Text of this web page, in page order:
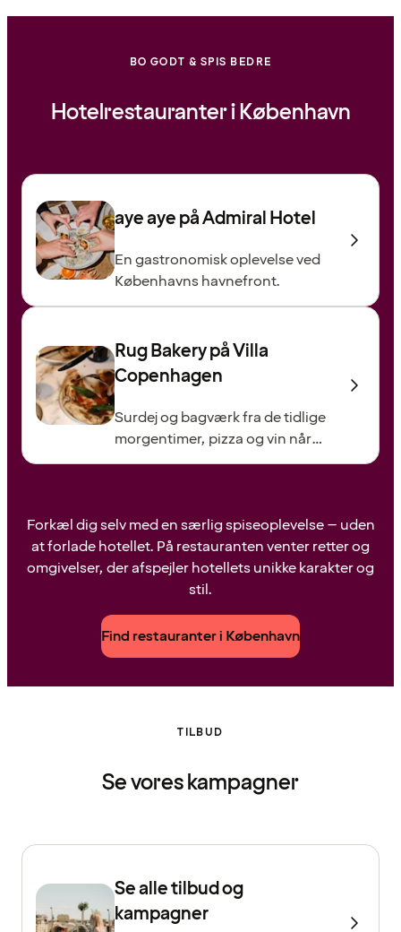
BO GODT & SPIS BEDRE
Hotelrestauranter i København
aye aye på Admiral Hotel
En gastronomisk oplevelse ved
Københavns havnefront.
Rug Bakery på Villa
Copenhagen
Surdej og bagværk fra de tidlige
morgentimer, pizza og vin når
aftenen falder på.
Forkæl dig selv med en særlig spiseoplevelse – uden
at forlade hotellet. På restauranten venter retter og
omgivelser, der afspejler hotellets unikke karakter og
stil.
Find restauranter i København
TILBUD
Se vores kampagner
Se alle tilbud og
kampagner